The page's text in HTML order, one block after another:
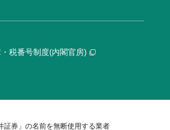
税番号制度(内閣官房)
証券」の名前を無断使用する業者